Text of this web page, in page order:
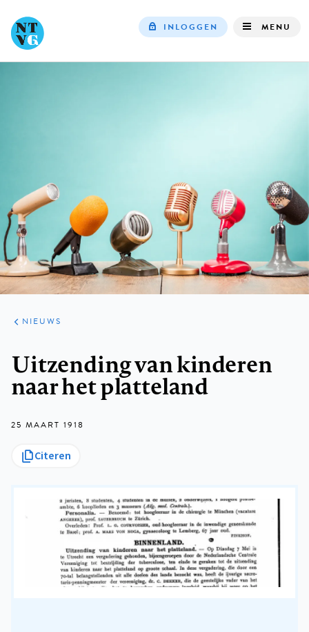
INLOGGEN MENU
ARTIKELEN
HET
KORT
NIEUWS
Uitzending van kinderen
naar het platteland
25 MAART 1918
Citeren